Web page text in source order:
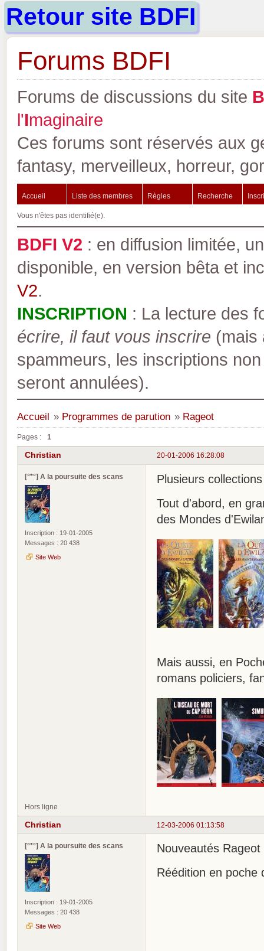
Retour site BDFI
Forums BDFI
Forums de discussions du site B
l'Imaginaire
Ces forums sont réservés aux
fantasy, merveilleux, horreur,
Accueil Liste des membres Règles Recherche
Vous n'êtes pas identifié(e).
BDFI V2 : en diffusion limitée,
disponible, en version bêta et
V2.
INSCRIPTION : La lecture des
écrire, il faut vous inscrire (mais
spammeurs, les inscriptions
seront annulées).
Accueil » Programmes de parution » Rageot
Pages : 1
20-01-2006 16:28:08
Christian
[°*°] A la poursuite des scans
Inscription : 19-01-2005
Messages : 20 438
Site Web
Plusieurs
Tout d'abord, en
des Mondes
Mais aussi, en
romans policiers,
Hors ligne
12-03-2006 01:13:58
Christian
[°*°] A la poursuite des scans
Inscription : 19-01-2005
Messages : 20 438
Site Web
Nouveautés
Réédition en